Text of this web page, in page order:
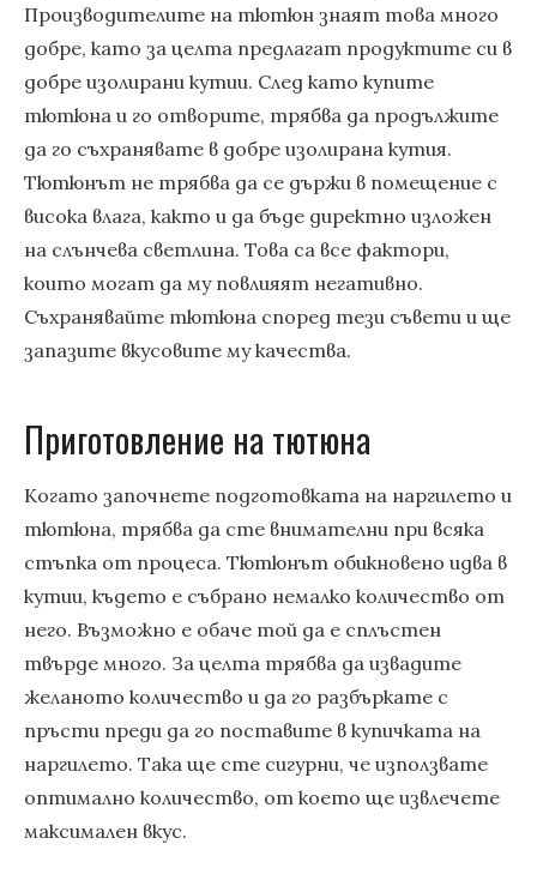
Производителите на тютюн знаят това много
добре, като за целта предлагат продуктите си в
добре изолирани кутии. След като купите
тютюна и го отворите, трябва да продължите
да го съхранявате в добре изолирана кутия.
Тютюнът не трябва да се държи в помещение с
висока влага, както и да бъде директно изложен
на слънчева светлина. Това са все фактори,
които могат да му повлияят негативно.
Съхранявайте тютюна според тези съвети и ще
запазите вкусовите му качества.
Приготовление на тютюна
Когато започнете подготовката на наргилето и
тютюна, трябва да сте внимателни при всяка
стъпка от процеса. Тютюнът обикновено идва в
кутии, където е събрано немалко количество от
него. Възможно е обаче той да е сплъстен
твърде много. За целта трябва да извадите
желаното количество и да го разбъркате с
пръсти преди да го поставите в купичката на
наргилето. Така ще сте сигурни, че използвате
оптимално количество, от което ще извлечете
максимален вкус.